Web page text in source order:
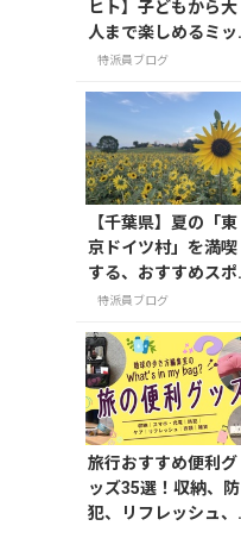
ヒト】子どもから大
人まで楽しめるミッ
フィーミュージア
フィースポットもご
紹介
特派員ブログ
【千葉県】夏の「東
京ドイツ村」を満喫
する、おすすめスポ
ット3選
特派員ブログ
旅行おすすめ便利グ
ッズ35選！収納、防
犯、リフレッシュ、